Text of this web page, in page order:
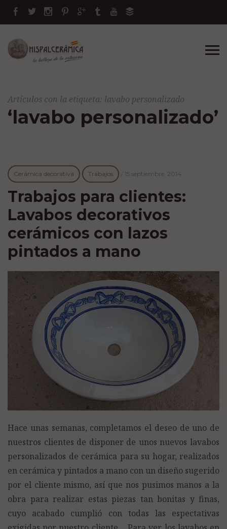
Artículos con la etiqueta: lavabo personalizado
‘lavabo personalizado’
Cerámica decorativa Trabajos / 15 septiembre, 2014
Trabajos para clientes:
Lavabos decorativos
cerámicos con lazos
pintados a mano
Hace unas semanas, completamos el deseo de uno de
nuestros clientes de disponer de unos nuevos lavabos
personalizados de cerámica para su hogar, realizados
en cerámica y pintados a mano con un diseño sugerido
por el cliente mismo, así que nos pusimos manos a la
obra para realizar estas piezas tan bonitas y finas,
cuyo acabado cumplió con todas las espectativas